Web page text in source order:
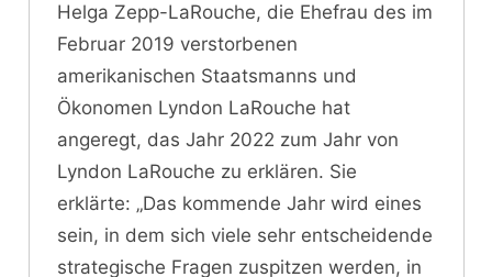
Helga Zepp-LaRouche, die Ehefrau des im
Februar 2019 verstorbenen
amerikanischen Staatsmanns und
Ökonomen Lyndon LaRouche hat
angeregt, das Jahr 2022 zum Jahr von
Lyndon LaRouche zu erklären. Sie
erklärte: „Das kommende Jahr wird eines
sein, in dem sich viele sehr entscheidende
strategische Fragen zuspitzen werden, in